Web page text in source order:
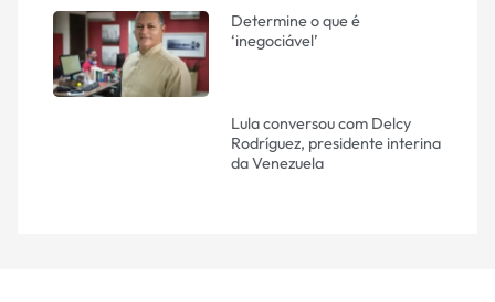
Determine o que é
‘inegociável’
Lula conversou com Delcy
Rodríguez, presidente interina
da Venezuela